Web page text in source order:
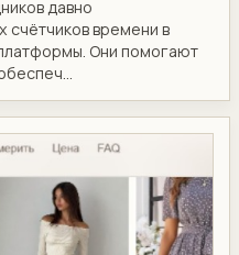
давно
счётчиков времени в
Они помогают